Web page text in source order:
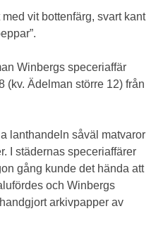
vit bottenfärg, svart kant
Winbergs speceriaffär
(kv. Ädelman större 12) från
lanthandeln såväl matvaror
I städernas speceriaffärer
gång kunde det hända att
och Winbergs
arkivpapper av